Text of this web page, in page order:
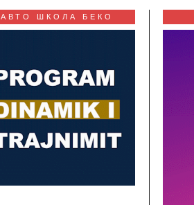
АВТО ШКОЛА БЕКО